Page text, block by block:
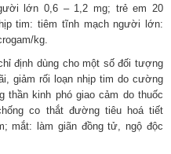
lớn 0,6 – 1,2 mg; trẻ em 20
tim: tiêm tĩnh mạch người lớn:
kg.
định dùng cho một số đối tượng
giảm rối loạn nhịp tim do cường
thần kinh phó giao cảm do thuốc
co thắt đường tiêu hoá tiết
mắt: làm giãn đồng tử, ngộ độc